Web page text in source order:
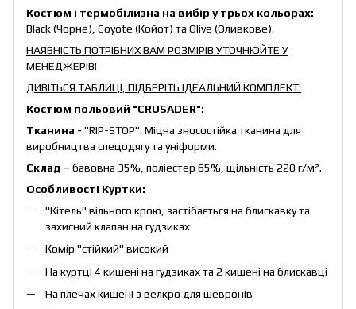
Костюм і термобілизна на вибір у трьох кольорах:
Black (Чорне), Coyote (Койот) та Olive (Оливкове).
НАЯВНІСТЬ ПОТРІБНИХ ВАМ РОЗМІРІВ УТОЧНЮЙТЕ У
МЕНЕДЖЕРІВ!
ДИВІТЬСЯ ТАБЛИЦІ, ПІДБЕРІТЬ ІДЕАЛЬНИЙ КОМПЛЕКТ!
Костюм польовий "CRUSADER":
Тканина - "RIP-STOP". Міцна зносостійка тканина для
виробництва спецодягу та уніформи.
Склад – бавовна 35%, поліестер 65%, щільність 220 г/м².
Особливості Куртки:
"Кітель" вільного крою, застібається на блискавку та
захисний клапан на гудзиках
Комір "стійкий" високий
На куртці 4 кишені на гудзиках та 2 кишені на блискавці
На плечах кишені з велкро для шевронів